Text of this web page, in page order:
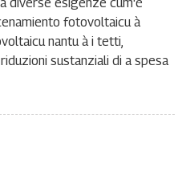
fotovoltaicu à
nantu à i tetti,
sustanziali di a spesa